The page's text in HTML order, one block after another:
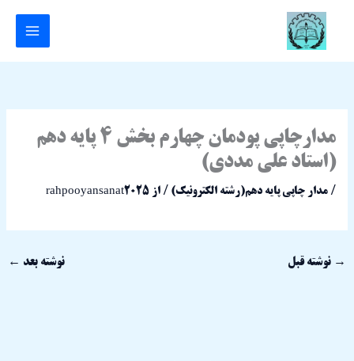
مدارچاپی پودمان چهارم بخش 4 پایه دهم
(استاد علی مددی)
/مدار چاپی پایه دهم(رشته الکترونیک) / از rahpooyansanat2025
→ نوشته قبل نوشته بعد ←